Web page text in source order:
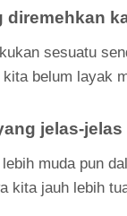
diremehkan
sesuatu
kita belum layak
jelas-
muda pun
kita jauh lebih